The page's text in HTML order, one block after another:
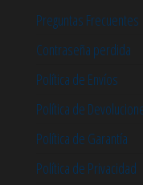
Preguntas Frecuentes
Contraseña perdida
Política de Envíos
Política de
Política de Garantía
Política de Privacidad